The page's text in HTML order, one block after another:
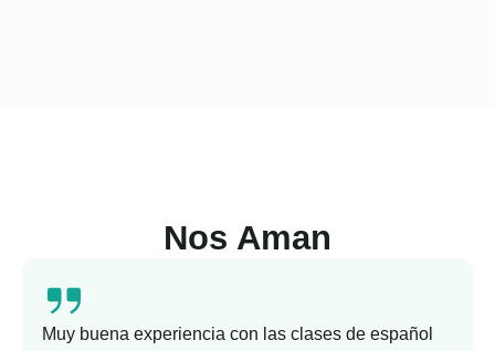
Nos Aman
Muy buena experiencia con las clases de español